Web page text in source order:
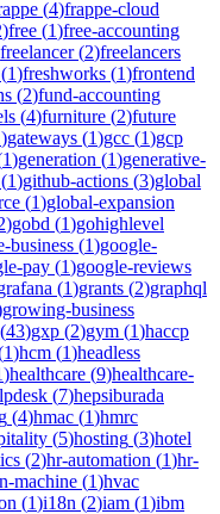
(4)frappe-cloud
)free (1)free-accounting
freelancer(2)freelancers
(1)freshworks (1)frontend
(2)fund-accounting
(4)furniture (2)future
)gateways (1)gcc (1)gcp
1)generation (1)generative-
(1)github-actions (3)global
(1)global-expansion
)gobd (1)gohighlevel
business (1)google-
pay (1)google-reviews
(1)grants (2)graphql
growing-business
(43)gxp (2)gym (1)haccp
1)hcm (1)headless
)healthcare (9)healthcare-
(7)hepsiburada
(4)hmac (1)hmrc
(5)hosting (3)hotel
(2)hr-automation (1)hr-
machine (1)hvac
(1)i18n (2)iam (1)ibm